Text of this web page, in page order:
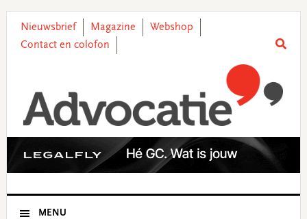
primary
main
primary
footer
Nieuwsbrief Magazine
Webshop
Contact en colofon
MENU